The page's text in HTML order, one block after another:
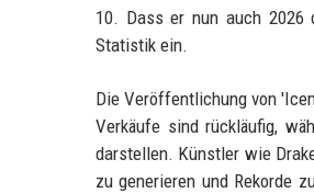
10. Dass er nun auch
Statistik ein.
Die Veröffentlichung von
Verkäufe sind rückläufig,
darstellen. Künstler wie
zu generieren und Rekorde